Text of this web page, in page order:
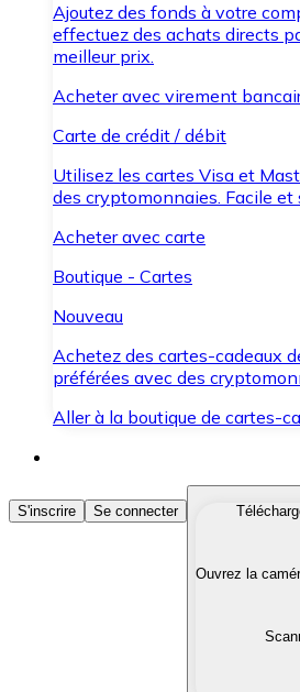
Ajoutez des fonds à votre
effectuez des achats directs
meilleur prix.
Acheter avec virement
Carte de crédit / débit
Utilisez les cartes Visa et
des cryptomonnaies. Facile et
Acheter avec carte
Boutique - Cartes
Nouveau
Achetez des cartes-cadeaux
préférées avec des
Aller à la boutique de cartes-
Acheter des Cryptomonnaies
Achetez les cryptomonnaies
Convertissez vos
S'inscrire Se connecter
Ouvrez la